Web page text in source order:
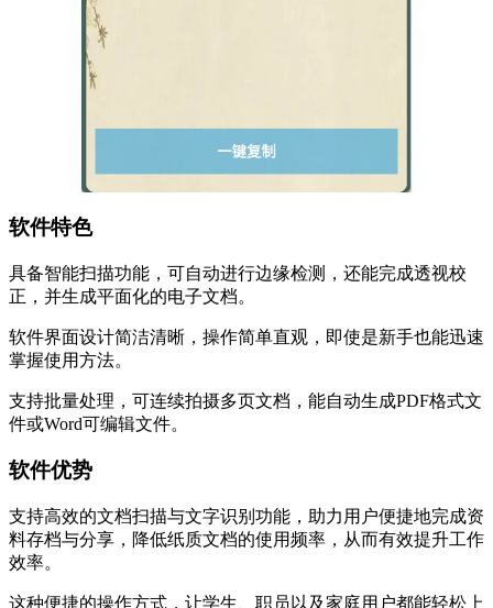
软件特色
具备智能扫描功能，可自动进行边缘检测，还能完成透视校
正，并生成平面化的电子文档。
软件界面设计简洁清晰，操作简单直观，即使是新手也能迅速
掌握使用方法。
支持批量处理，可连续拍摄多页文档，能自动生成PDF格式文
件或Word可编辑文件。
软件优势
支持高效的文档扫描与文字识别功能，助力用户便捷地完成资
料存档与分享，降低纸质文档的使用频率，从而有效提升工作
效率。
这种便捷的操作方式，让学生、职员以及家庭用户都能轻松上